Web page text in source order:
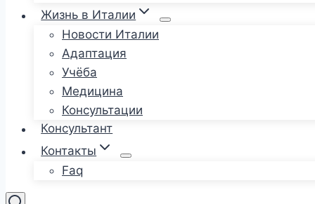
Жизнь в Италии
Новости Италии
Адаптация
Учёба
Медицина
Консультации
Консультант
Контакты
Faq